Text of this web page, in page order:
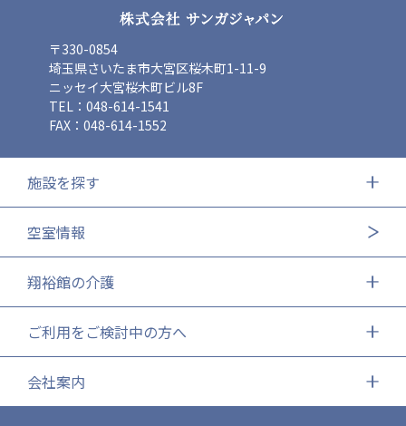
〒330-0854
埼玉県さいたま市大宮区桜木町1-11-9
ニッセイ大宮桜木町ビル8F
TEL：048-614-1541
FAX：048-614-1552
施設を探す
空室情報
翔裕館の介護
ご利用をご検討中の方へ
会社案内